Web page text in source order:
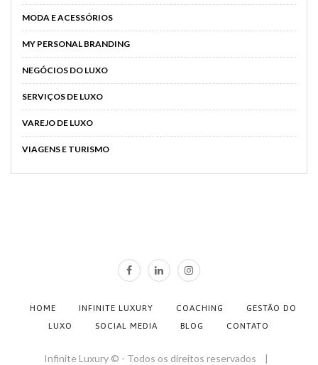
MODA E ACESSÓRIOS
MY PERSONAL BRANDING
NEGÓCIOS DO LUXO
SERVIÇOS DE LUXO
VAREJO DE LUXO
VIAGENS E TURISMO
HOME INFINITE LUXURY COACHING
GESTÃO DO
LUXO
SOCIAL MEDIA BLOG CONTATO
Infinite Luxury © - Todos os direitos reservados |